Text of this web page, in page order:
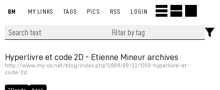
BM MY LINKS TAGS PICS RSS LOGIN
Hyperlivre et code 2D - Etienne Mineur archives
http://www.my-os.net/blog/index.php?2009/09/22/1355-hyperlivre-et-
code-2d